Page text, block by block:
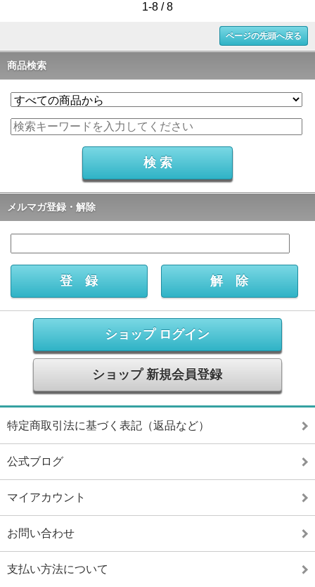
1-8 / 8
ページの先頭へ戻る
商品検索
メルマガ登録・解除
ショップ ログイン
ショップ 新規会員登録
特定商取引法に基づく表記（返品など）
公式ブログ
マイアカウント
お問い合わせ
支払い方法について